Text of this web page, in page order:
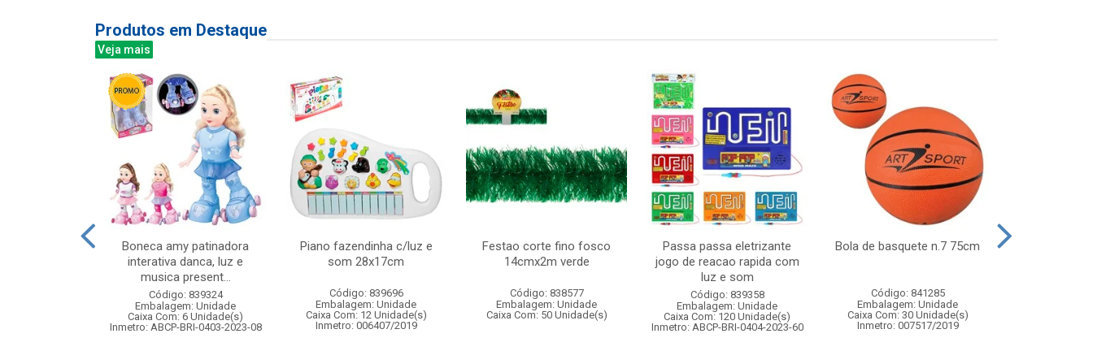
Produtos em Destaque
Veja mais
Boneca amy patinadora
interativa danca, luz e
musica present...
Código: 839324
Embalagem: Unidade
Caixa Com: 6 Unidade(s)
Inmetro: ABCP-BRI-0403-2023-08
Piano fazendinha c/luz e
som 28x17cm
Código: 839696
Embalagem: Unidade
Caixa Com: 12 Unidade(s)
Inmetro: 006407/2019
Festao corte fino fosco
14cmx2m verde
Código: 838577
Embalagem: Unidade
Caixa Com: 50 Unidade(s)
Passa passa eletrizante
jogo de reacao rapida com
luz e som
Código: 839358
Embalagem: Unidade
Caixa Com: 120 Unidade(s)
Inmetro: ABCP-BRI-0404-2023-60
Bola de basquete n.7 75cm
Código: 841285
Embalagem: Unidade
Caixa Com: 30 Unidade(s)
Inmetro: 007517/2019